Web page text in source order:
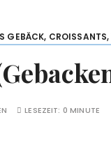
GEBÄCK,
LESEZEIT: 0 MINUTE